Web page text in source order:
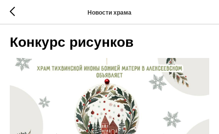
Новости храма
Конкурс рисунков